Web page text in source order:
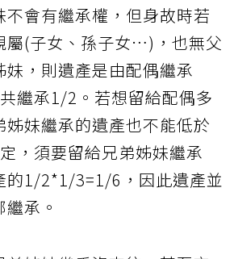
不會有繼承權，但身故時若
屬(子女、孫子女…)，也無父
妹，則遺產是由配偶繼承
繼承1/2。若想留給配偶多
姊妹繼承的遺產也不能低於
，須要留給兄弟姊妹繼承
的1/2*1/3=1/6，因此遺產並
承。